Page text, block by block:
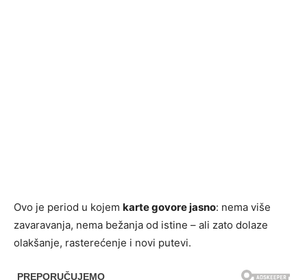
Ovo je period u kojem karte govore jasno: nema više
zavaravanja, nema bežanja od istine – ali zato dolaze
olakšanje, rasterećenje i novi putevi.